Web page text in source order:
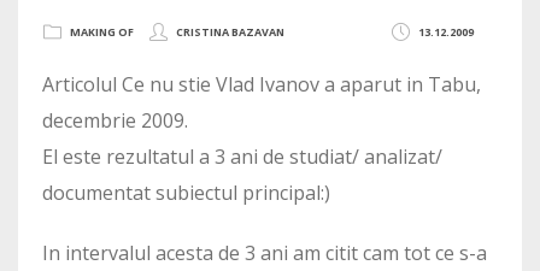
13.12.2009
MAKING OF CRISTINA BAZAVAN
Articolul Ce nu stie Vlad Ivanov a aparut in Tabu,
decembrie 2009.
El este rezultatul a 3 ani de studiat/ analizat/
documentat subiectul principal:)
In intervalul acesta de 3 ani am citit cam tot ce s-a